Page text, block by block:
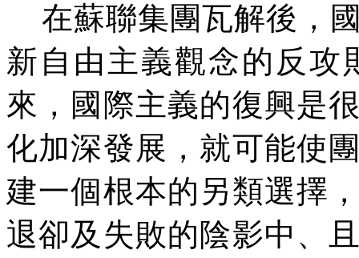
在蘇聯集團瓦解後，
新自由主義觀念的反攻
來，國際主義的復興是
化加深發展，就可能使
建一個根本的另類選擇
退卻及失敗的陰影中、